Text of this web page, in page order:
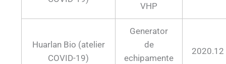
VHP
Huarlan Bio (atelier
COVID-19)
Generator
de
echipamente
2020.12